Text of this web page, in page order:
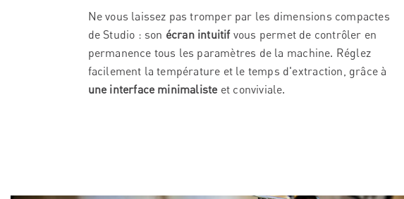
Ne vous laissez pas tromper par les dimensions compactes
de Studio : son écran intuitifvous permet de contrôler en
permanence tous les paramètres de la machine. Réglez
facilement la température et le temps d'extraction, grâce à
une interface minimaliste et conviviale.